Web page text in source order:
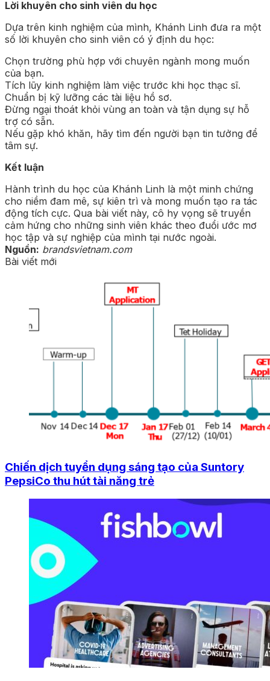
Lời khuyên cho sinh viên du học
Dựa trên kinh nghiệm của mình, Khánh Linh đưa ra một
số lời khuyên cho sinh viên có ý định du học:
Chọn trường phù hợp với chuyên ngành mong muốn
của bạn.
Tích lũy kinh nghiệm làm việc trước khi học thạc sĩ.
Chuẩn bị kỹ lưỡng các tài liệu hồ sơ.
Đừng ngại thoát khỏi vùng an toàn và tận dụng sự hỗ
trợ có sẵn.
Nếu gặp khó khăn, hãy tìm đến người bạn tin tưởng để
tâm sự.
Kết luận
Hành trình du học của Khánh Linh là một minh chứng
cho niềm đam mê, sự kiên trì và mong muốn tạo ra tác
động tích cực. Qua bài viết này, cô hy vọng sẽ truyền
cảm hứng cho những sinh viên khác theo đuổi ước mơ
học tập và sự nghiệp của mình tại nước ngoài.
Nguồn: brandsvietnam.com
Bài viết mới
Chiến dịch tuyển dụng sáng tạo của Suntory
PepsiCo thu hút tài năng trẻ